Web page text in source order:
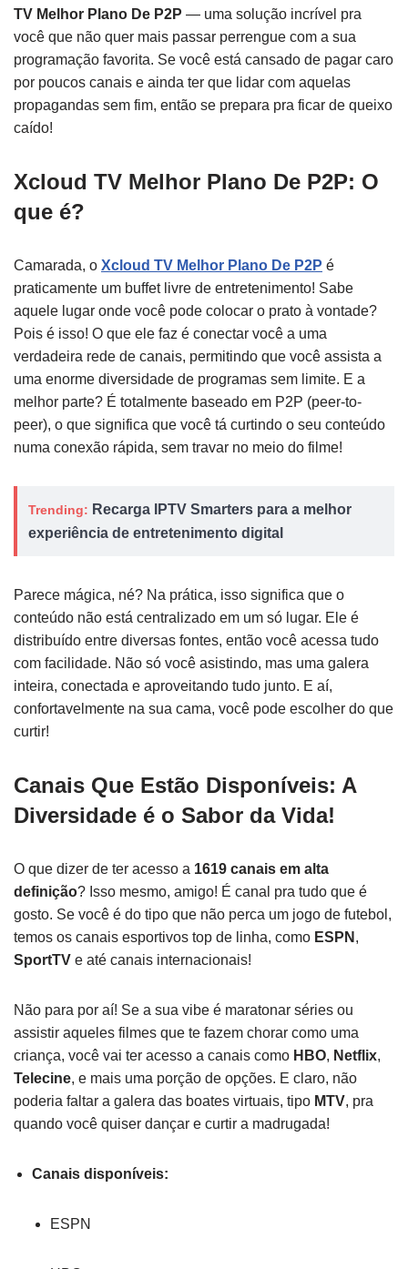
TV Melhor Plano De P2P — uma solução incrível pra
você que não quer mais passar perrengue com a sua
programação favorita. Se você está cansado de pagar caro
por poucos canais e ainda ter que lidar com aquelas
propagandas sem fim, então se prepara pra ficar de queixo
caído!
Xcloud TV Melhor Plano De P2P: O
que é?
Camarada, o Xcloud TV Melhor Plano De P2P é
praticamente um buffet livre de entretenimento! Sabe
aquele lugar onde você pode colocar o prato à vontade?
Pois é isso! O que ele faz é conectar você a uma
verdadeira rede de canais, permitindo que você assista a
uma enorme diversidade de programas sem limite. E a
melhor parte? É totalmente baseado em P2P (peer-to-
peer), o que significa que você tá curtindo o seu conteúdo
numa conexão rápida, sem travar no meio do filme!
Trending: Recarga IPTV Smarters para a melhor
experiência de entretenimento digital
Parece mágica, né? Na prática, isso significa que o
conteúdo não está centralizado em um só lugar. Ele é
distribuído entre diversas fontes, então você acessa tudo
com facilidade. Não só você asistindo, mas uma galera
inteira, conectada e aproveitando tudo junto. E aí,
confortavelmente na sua cama, você pode escolher do que
curtir!
Canais Que Estão Disponíveis: A
Diversidade é o Sabor da Vida!
O que dizer de ter acesso a 1619 canais em alta
definição? Isso mesmo, amigo! É canal pra tudo que é
gosto. Se você é do tipo que não perca um jogo de futebol,
temos os canais esportivos top de linha, como ESPN ,
SportTV e até canais internacionais!
Não para por aí! Se a sua vibe é maratonar séries ou
assistir aqueles filmes que te fazem chorar como uma
criança, você vai ter acesso a canais como HBO, Netflix,
Telecine, e mais uma porção de opções. E claro, não
poderia faltar a galera das boates virtuais, tipo MTV, pra
quando você quiser dançar e curtir a madrugada!
Canais disponíveis:
ESPN